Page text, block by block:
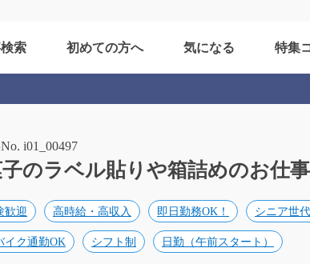
索 初めての方へ 気になる 特集
i01_00497
のラベル貼りや箱詰めのお仕
歓迎 高時給・高収入 即日勤務OK！ シニア世
イク通勤OK シフト制 日勤（午前スタート）